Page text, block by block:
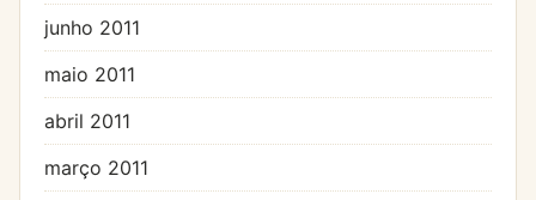
junho 2011
maio 2011
abril 2011
março 2011